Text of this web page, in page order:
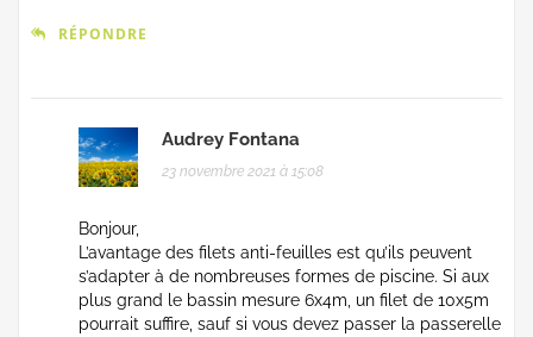
RÉPONDRE
Audrey Fontana
23 novembre 2021 à 15:08
Bonjour,
L’avantage des filets anti-feuilles est qu’ils peuvent
s’adapter à de nombreuses formes de piscine. Si aux
plus grand le bassin mesure 6x4m, un filet de 10x5m
pourrait suffire, sauf si vous devez passer la passerelle